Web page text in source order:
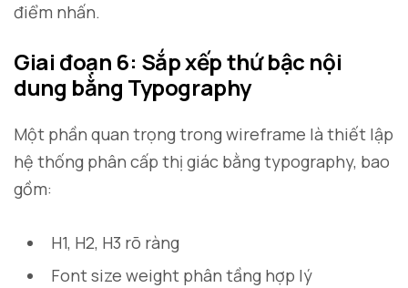
điểm nhấn.
Giai đoạn 6: Sắp xếp thứ bậc nội
dung bằng Typography
Một phần quan trọng trong wireframe là thiết lập
hệ thống phân cấp thị giác bằng typography, bao
gồm:
H1, H2, H3 rõ ràng
Font size weight phân tầng hợp lý